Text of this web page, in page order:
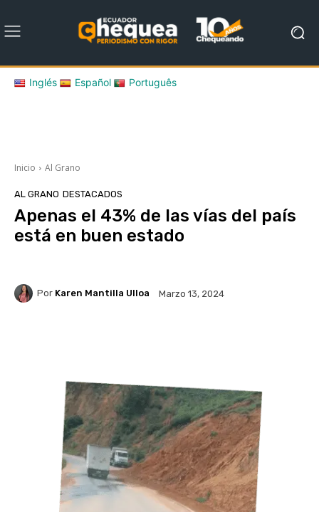
Inglés Español Português
Inicio Al Grano
AL GRANO DESTACADOS
Apenas el 43% de las vías del país
está en buen estado
Por Karen Mantilla Ulloa Marzo 13, 2024